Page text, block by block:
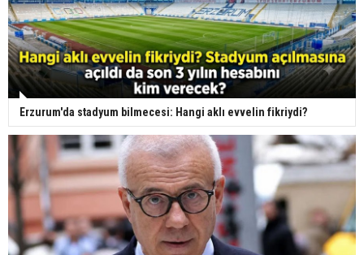
Erzurum'da stadyum bilmecesi: Hangi aklı evvelin fikriydi?